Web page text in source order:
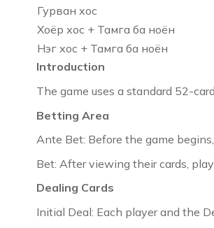
Гурван хос
Хоёр хос + Тамга ба ноён
Нэг хос + Тамга ба ноён
Introduction
The game uses a standard 52-
Betting Area
Ante Bet: Before the game
Bet: After viewing their cards,
Dealing Cards
Initial Deal: Each player and the